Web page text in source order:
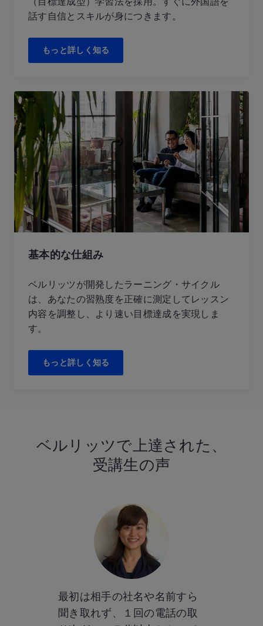
話す自信とスキルが身につきます。
もっと詳しく知る
基本的な仕組み
ベルリッツが開発したラーニング・サイクル
は、あなたの習熟度を正確に測定してレッスン
内容を調整し、より速い目標達成を実現しま
す。
もっと詳しく知る
ベルリッツで上達された、
受講生の声
最初は相手の社名や名前すら
聞き取れず、１回の電話の取